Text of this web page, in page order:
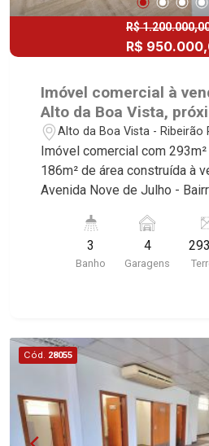
R$
R$
Imóvel comercial à
Alto da Boa Vista,
Nove de Julho -
Alto da Boa Vista - Ribeirão
Imóvel comercial com
186m² de área construída à
Avenida Nove de Julho -
deste imóvel que a
selecionou para você: - 293m² de área terreno e
186m² de área construída -
Imobiliária - excelência
imobiliário de Ribeirão Preto.
imóveis de alto padrão,
venda e locação de casas e
e comerciais nos bairros
3
Banho
4
Garagens
Cód. 28055